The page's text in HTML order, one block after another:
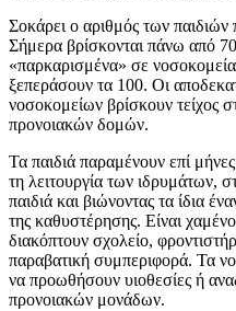
Σοκάρει ο αριθμός των
Σήμερα βρίσκονται πάνω από
«παρκαρισμένα» σε
ξεπεράσουν τα 100. Οι
νοσοκομείων βρίσκουν τείχος
προνοιακών δομών.
Τα παιδιά παραμένουν επί
τη λειτουργία των ιδρυμάτων,
παιδιά και βιώνοντας τα ίδια
της καθυστέρησης. Είναι
διακόπτουν σχολείο,
παραβατική συμπεριφορά. Τα
να προωθήσουν υιοθεσίες ή
προνοιακών μονάδων.